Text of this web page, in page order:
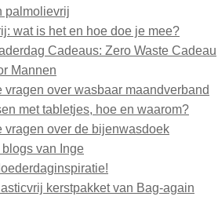
palmolievrij
wat is het en hoe doe je mee?
Cadeaus: Zero Waste Cadeau
Mannen
vragen over wasbaar maandverband
met tabletjes, hoe en waarom?
vragen over de bijenwasdoek
van Inge
kerstpakket van Bag-again